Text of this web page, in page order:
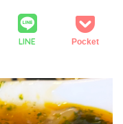
LINE Pocket